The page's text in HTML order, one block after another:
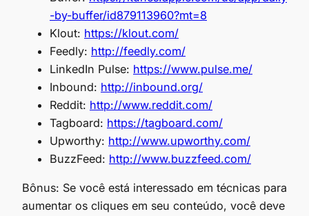
-by-buffer/id879113960?mt=8
Klout: https://klout.com/
Feedly: http://feedly.com/
LinkedIn Pulse: https://www.pulse.me/
Inbound: http://inbound.org/
Reddit: http://www.reddit.com/
Tagboard: https://tagboard.com/
Upworthy: http://www.upworthy.com/
BuzzFeed: http://www.buzzfeed.com/
Bônus: Se você está interessado em técnicas para
aumentar os cliques em seu conteúdo, você deve